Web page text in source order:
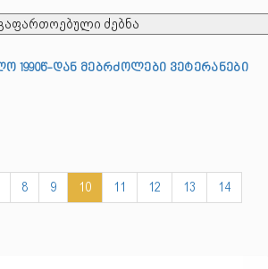
ძებნა
1990წ-დან მებრძოლები ვეტერანები
8 9 10 11 12 13
14